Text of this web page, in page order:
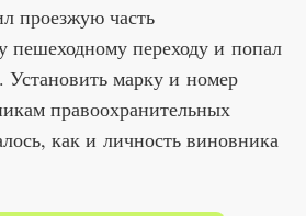
проезжую часть
пешеходному переходу и попал
марку и номер
правоохранительных
как и личность виновника